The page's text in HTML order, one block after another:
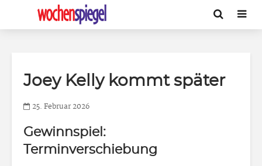
Joey Kelly kommt später
25. Februar 2026
Gewinnspiel:
Terminverschiebung